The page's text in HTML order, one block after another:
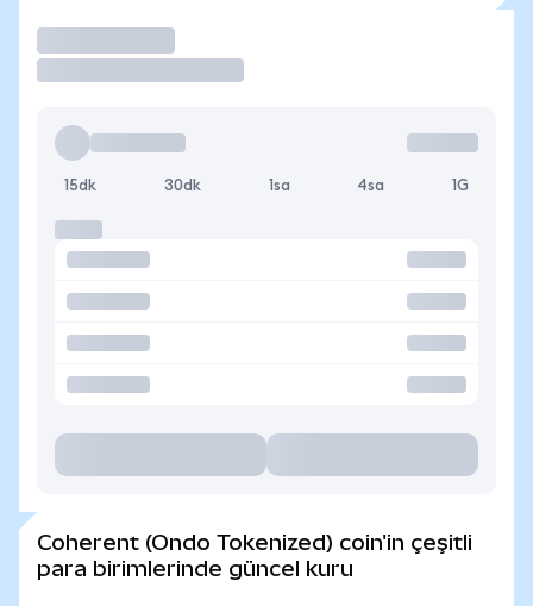
15dk 30dk 1sa 4sa 1G
Coherent (Ondo Tokenized) coin'in çeşitli
para birimlerinde güncel kuru